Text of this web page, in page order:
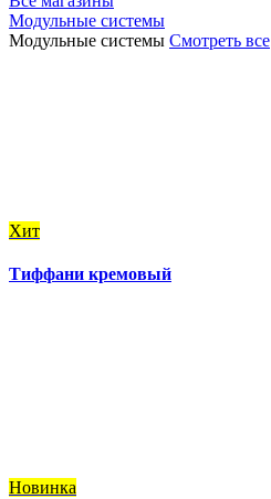
Модульные системы
Модульные системы Смотреть все
Хит
Тиффани кремовый
Новинка